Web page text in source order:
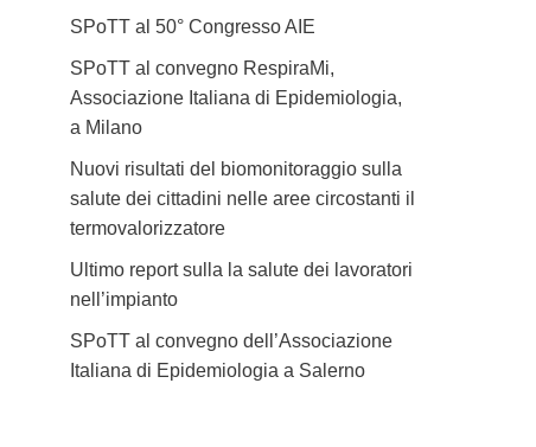
SPoTT al 50° Congresso AIE
SPoTT al convegno RespiraMi,
Associazione Italiana di Epidemiologia,
a Milano
Nuovi risultati del biomonitoraggio sulla
salute dei cittadini nelle aree circostanti il
termovalorizzatore
Ultimo report sulla la salute dei lavoratori
nell’impianto
SPoTT al convegno dell’Associazione
Italiana di Epidemiologia a Salerno